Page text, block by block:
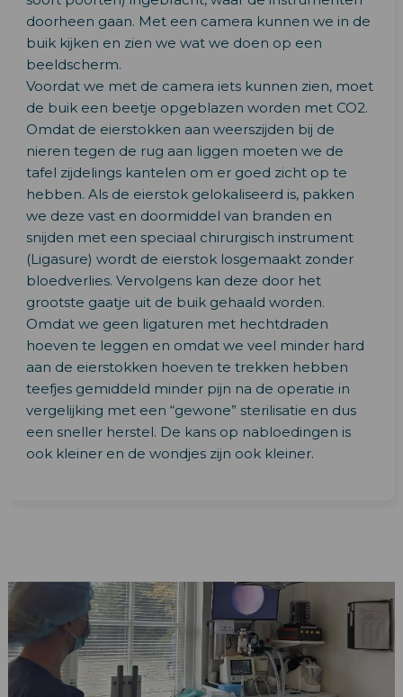
doorheen gaan. Met een camera kunnen we in de
buik kijken en zien we wat we doen op een
beeldscherm.
Voordat we met de camera iets kunnen zien, moet
de buik een beetje opgeblazen worden met CO2.
Omdat de eierstokken aan weerszijden bij de
nieren tegen de rug aan liggen moeten we de
tafel zijdelings kantelen om er goed zicht op te
hebben. Als de eierstok gelokaliseerd is, pakken
we deze vast en doormiddel van branden en
snijden met een speciaal chirurgisch instrument
(Ligasure) wordt de eierstok losgemaakt zonder
bloedverlies. Vervolgens kan deze door het
grootste gaatje uit de buik gehaald worden.
Omdat we geen ligaturen met hechtdraden
hoeven te leggen en omdat we veel minder hard
aan de eierstokken hoeven te trekken hebben
teefjes gemiddeld minder pijn na de operatie in
vergelijking met een “gewone” sterilisatie en dus
een sneller herstel. De kans op nabloedingen is
ook kleiner en de wondjes zijn ook kleiner.